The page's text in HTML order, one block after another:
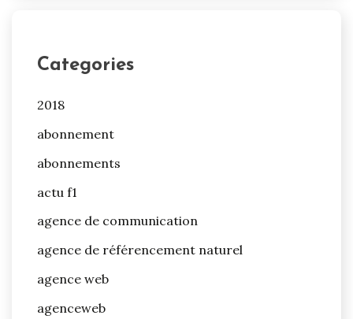
Categories
2018
abonnement
abonnements
actu f1
agence de communication
agence de référencement naturel
agence web
agenceweb